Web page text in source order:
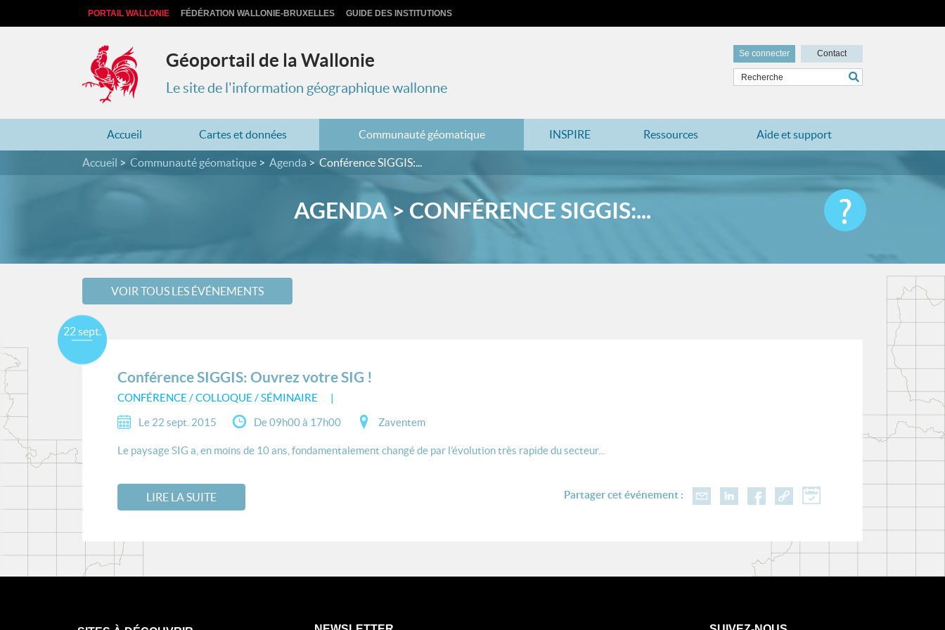
PORTAIL WALLONIE FÉDÉRATION WALLONIE-BRUXELLES GUIDE DES INSTITUTIONS
Géoportail de la Wallonie
Le site de l'information géographique wallonne
Se connecter Contact
Accueil Cartes et données Communauté géomatique INSPIRE Ressources Aide et support
Accueil Communauté géomatique Agenda Conférence SIGGIS:...
AGENDA > CONFÉRENCE SIGGIS:...
VOIR TOUS LES ÉVÉNEMENTS
Conférence SIGGIS: Ouvrez votre SIG !
CONFÉRENCE / COLLOQUE / SÉMINAIRE
22 sept.
Le 22 sept. 2015 De 09h00 à 17h00 Zaventem
Le paysage SIG a, en moins de 10 ans, fondamentalement changé de par l’évolution très rapide du secteur...
LIRE LA SUITE Partager cet événement :